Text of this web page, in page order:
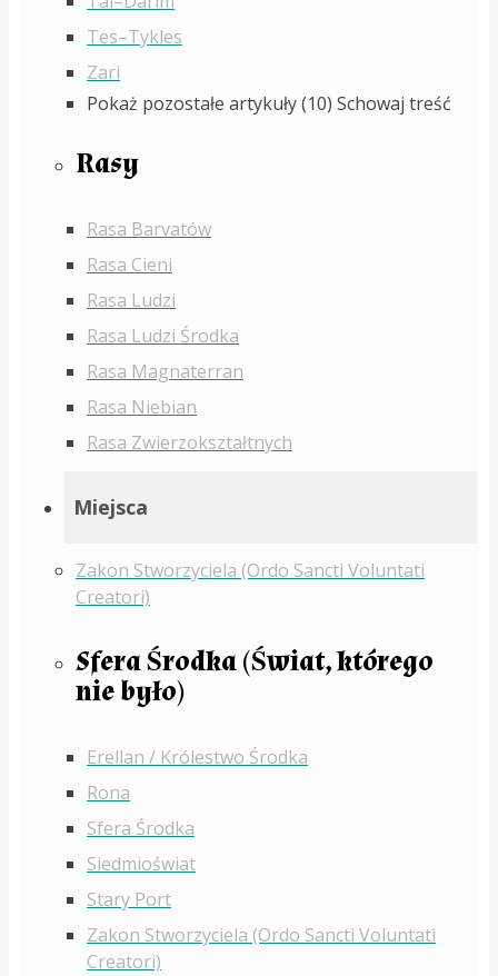
Tes–Tykles
Zari
Pokaż pozostałe artykuły (10) Schowaj treść
Rasy
Rasa Barvatów
Rasa Cieni
Rasa Ludzi
Rasa Ludzi Środka
Rasa Magnaterran
Rasa Niebian
Rasa Zwierzokształtnych
Miejsca
Zakon Stworzyciela (Ordo Sancti Voluntati
Creatori)
Sfera Środka (Świat, którego
nie było)
Erellan / Królestwo Środka
Rona
Sfera Środka
Siedmioświat
Stary Port
Zakon Stworzyciela (Ordo Sancti Voluntati
Creatori)